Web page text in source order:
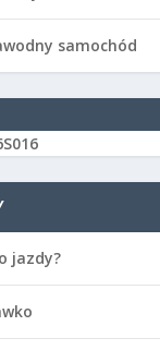
samochód
jazdy?